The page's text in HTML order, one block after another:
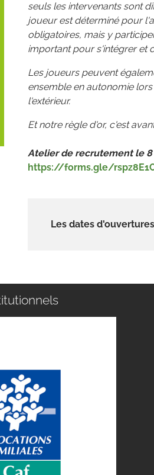
seuls les intervenants sont
joueur est déterminé pour
obligatoires, mais y
important pour s'intégrer et
Les joueurs peuvent
ensemble en autonomie
l'extérieur.
Et notre règle d'or, c'est
Atelier de recrutement le
https://forms.gle/
Les dates